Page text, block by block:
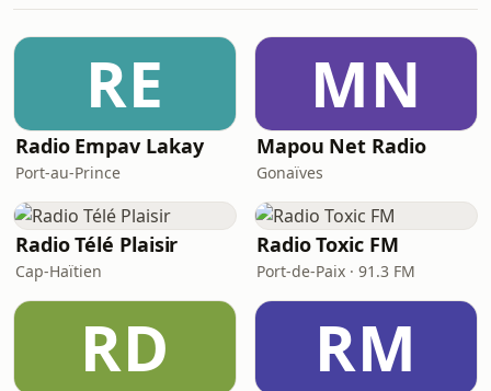
RE
Radio Empav Lakay
Port-au-Prince
MN
Mapou Net Radio
Gonaïves
Radio Télé Plaisir
Cap-Haïtien
Radio Toxic FM
Port-de-Paix · 91.3 FM
RD RM